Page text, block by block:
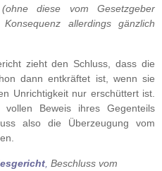
diese vom Gesetzgeber
allerdings gänzlich
zieht den Schluss, dass die
dann entkräftet ist, wenn sie
Unrichtigkeit nur erschüttert ist.
Beweis ihres Gegenteils
also die Überzeugung vom
Beschluss vom